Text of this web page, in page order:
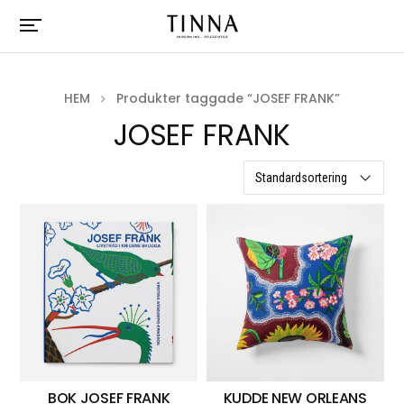
HEM Produkter taggade “JOSEF FRANK”
JOSEF FRANK
BOK JOSEF FRANK KUDDE NEW ORLEANS